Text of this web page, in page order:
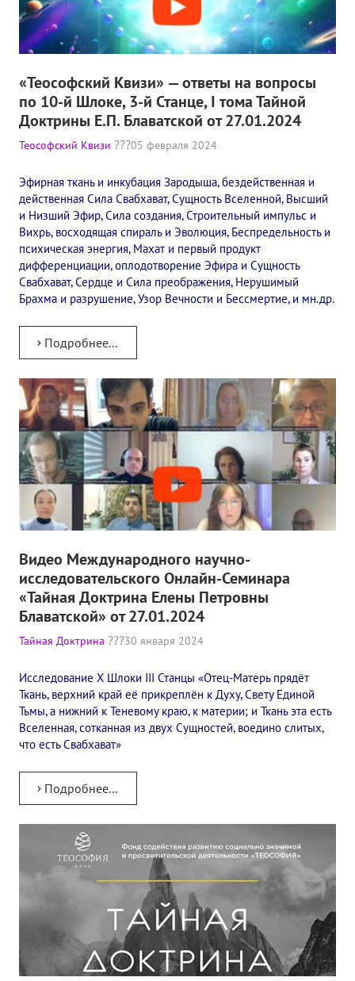
«Теософский Квизи» — ответы на вопросы
по 10-й Шлоке, 3-й Станце, I тома Тайной
Доктрины Е.П. Блаватской от 27.01.2024
Теософский Квизи 05 февраля 2024
Эфирная ткань и инкубация Зародыша, бездейственная и
действенная Сила Свабхават, Сущность Вселенной, Высший
и Низший Эфир, Сила создания, Строительный импульс и
Вихрь, восходящая спираль и Эволюция, Беспредельность и
психическая энергия, Махат и первый продукт
дифференциации, оплодотворение Эфира и Сущность
Свабхават, Сердце и Сила преображения, Нерушимый
Брахма и разрушение, Узор Вечности и Бессмертие, и мн.др.
Подробнее...
Видео Международного научно-
исследовательского Онлайн-Семинара
«Тайная Доктрина Елены Петровны
Блаватской» от 27.01.2024
Тайная Доктрина 30 января 2024
Исследование X Шлоки III Станцы​ «Отец-Матерь прядёт
Ткань, верхний край её прикреплён к Духу, Свету Единой
Тьмы, а нижний к Теневому краю, к материи; и Ткань эта есть
Вселенная, сотканная из двух Сущностей, воедино слитых,
что есть Свабхават»
Подробнее...